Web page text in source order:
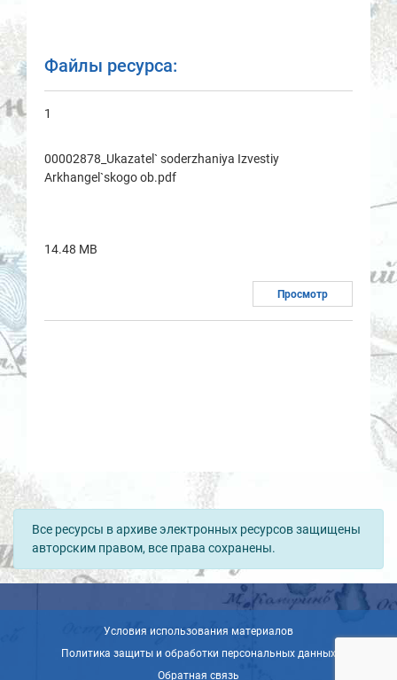
Файлы ресурса:
1
00002878_Ukаzаtel` soderzhаniya Izvestiy
Arkhаngel`skogo ob.pdf
14.48 MB
Просмотр
Все ресурсы в архиве электронных ресурсов защищены
авторским правом, все права сохранены.
Условия использования материалов
Политика защиты и обработки персональных данных
Обратная связь